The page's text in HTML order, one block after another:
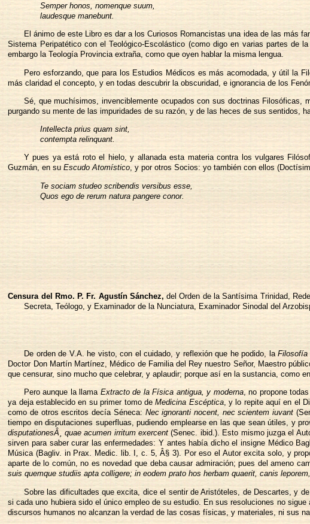
Semper honos, nomenque suum,
laudesque manebunt.
El ánimo de este Libro es dar a los Curiosos Romancistas una idea de las más
Sistema Peripatético con el Teológico-Escolástico (como digo en varias partes
embargo la Teología Provincia extraña, como que oyen hablar la misma lengua.
Pero esforzando, que para los Estudios Médicos es más acomodada, y útil la
más claridad el concepto, y en todas descubrir la obscuridad, e ignorancia de los
Sé, que muchísimos, invenciblemente ocupados con sus doctrinas
purgando su mente de las impuridades de su razón, y de las heces de sus sentidos,
Intellecta prius quam sint,
contempta relinquant.
Y pues ya está roto el hielo, y allanada esta materia contra los vulgares
Guzmán, en suEscudo Atomístico, y por otros Socios: yo también con ellos
Te sociam studeo scribendis versibus esse,
Quos ego de rerum natura pangere conor.
Censura del Rmo. P. Fr. Agustín Sánchez, del Orden de la Santísima Trinidad,
Secreta, Teólogo, y Examinador de la Nunciatura, Examinador Sinodal del
De orden de V.A. he visto, con el cuidado, y reflexión que he podido, laFilosofía
Doctor Don Martín Martínez, Médico de Familia del Rey nuestro Señor, Maestro
que censurar, sino mucho que celebrar, y aplaudir; porque así en la sustancia, como
Pero aunque la llama Extracto de la Física antigua, y moderna, no propone
ya deja establecido en su primer tomo deMedicina Escéptica, y lo repite aquí en el
como de otros escritos decía Séneca: Nec ignoranti nocent, nec scientem iuvant
tiempo en disputaciones superfluas, pudiendo emplearse en las que sean útiles, y
disputationesÂ¸ quae acumen irritum exercent(Senec. ibid.). Esto mismo juzga el
sirven para saber curar las enfermedades: Y antes había dicho el insigne Médico
Música (Bagliv. in Prax. Medic. lib. I, c. 5, Â§ 3). Por eso el Autor excita solo, y
aparte de lo común, no es novedad que deba causar admiración; pues del ameno
suis quemque studiis apta colligere; in eodem prato hos herbam quaerit, canis
Sobre las dificultades que excita, dice el sentir de Aristóteles, de Descartes, y
si cada uno hubiera sido el único empleo de su estudio. En sus resoluciones no
discursos humanos no alcanzan la verdad de las cosas físicas, y materiales, ni sus